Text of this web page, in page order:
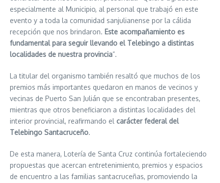
especialmente al Municipio, al personal que trabajó en este
evento y a toda la comunidad sanjulianense por la cálida
recepción que nos brindaron. Este acompañamiento es
fundamental para seguir llevando el Telebingo a distintas
localidades de nuestra provincia”.
La titular del organismo también resaltó que muchos de los
premios más importantes quedaron en manos de vecinos y
vecinas de Puerto San Julián que se encontraban presentes,
mientras que otros beneficiaron a distintas localidades del
interior provincial, reafirmando el carácter federal del
Telebingo Santacruceño.
De esta manera, Lotería de Santa Cruz continúa fortaleciendo
propuestas que acercan entretenimiento, premios y espacios
de encuentro a las familias santacruceñas, promoviendo la